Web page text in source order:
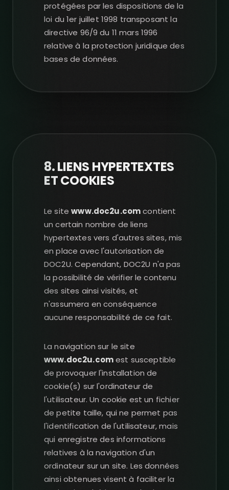
protégées par les dispositions de la
loi du 1er juillet 1998 transposant la
directive 96/9 du 11 mars 1996
relative à la protection juridique des
bases de données.
8. LIENS HYPERTEXTES
ET COOKIES
Le sitewww.doc2u.comcontient
un certain nombre de liens
hypertextes vers d'autres sites, mis
en place avec l'autorisation de
DOC2U. Cependant, DOC2U n'a pas
la possibilité de vérifier le contenu
des sites ainsi visités, et
n'assumera en conséquence
aucune responsabilité de ce fait.
La navigation sur le site
www.doc2u.comest susceptible
de provoquer l'installation de
cookie(s) sur l'ordinateur de
l'utilisateur. Un cookie est un fichier
de petite taille, qui ne permet pas
l'identification de l'utilisateur, mais
qui enregistre des informations
relatives à la navigation d'un
ordinateur sur un site. Les données
ainsi obtenues visent à faciliter la